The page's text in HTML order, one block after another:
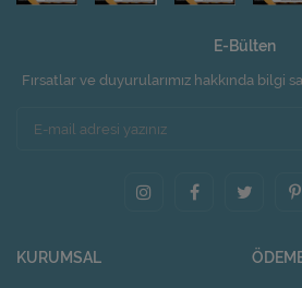
E-Bülten
Fırsatlar ve duyurularımız hakkında bilgi
KURUMSAL